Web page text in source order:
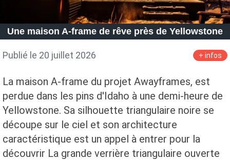
Une maison A-frame de rêve près de Yellowstone
Publié le 20 juillet 2026 + infos
La maison A-frame du projet Awayframes, est
perdue dans les pins d'Idaho à une demi-heure de
Yellowstone. Sa silhouette triangulaire noire se
découpe sur le ciel et son architecture
caractéristique est un appel à entrer pour la
découvrir La grande verrière triangulaire ouverte